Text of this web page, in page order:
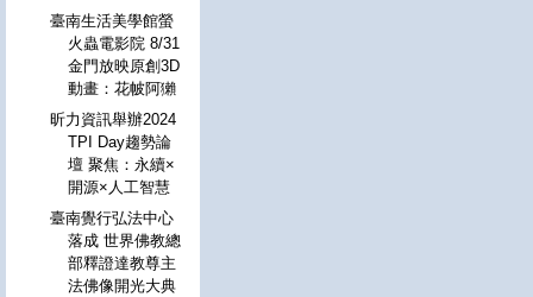
臺南生活美學館螢
火蟲電影院 8/31
金門放映原創3D
動畫：花帔阿獺
昕力資訊舉辦2024
TPI Day趨勢論
壇 聚焦：永續×
開源×人工智慧
臺南覺行弘法中心
落成 世界佛教總
部釋證達教尊主
法佛像開光大典